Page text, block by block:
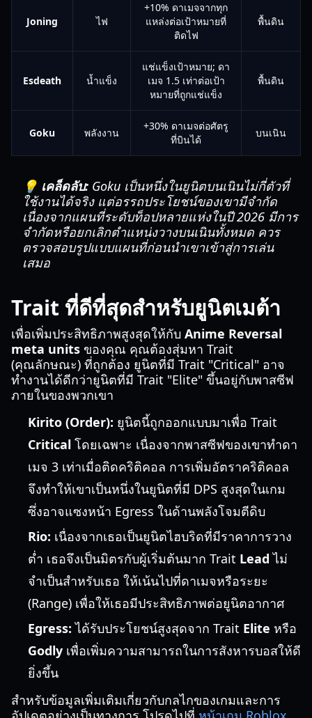
Joning ไฟ
+10% ดาเมจจากทุก
แหล่งต่อเป้าหมายที่
ติดไฟ
พื้นดิน
Esdeath น้ำแข็ง
แช่แข็งเป้าหมาย; ดา
เมจ 1.5 เท่าต่อเป้า
หมายที่ถูกแช่แข็ง
พื้นดิน
Goku พลังงาน
+30% ดาเมจต่อศัตรู
ที่บินได้
บนเนิน
💡 เคล็ดลับ: Goku เป็นหนึ่งในยูนิตบนเนินไม่กี่ตัวที่
ใช้งานได้จริง แต่อรรถประโยชน์ของเขามีจำกัด
เนื่องจากแผนที่ระดับท็อปหลายแห่งในปี 2026 มีการ
จำกัดหรือยกเลิกตำแหน่งวางบนเนินทั้งหมด ควร
ตรวจสอบรูปแบบแผนที่ก่อนนำเขาเข้าสู่การเล่น
เสมอ
Trait ที่ดีที่สุดสำหรับยูนิตเมต้า
เพื่อเพิ่มประสิทธิภาพสูงสุดให้กับ Anime Reversal
meta units ของคุณ คุณต้องสุ่มหา Trait
(คุณลักษณะ) ที่ถูกต้อง ยูนิตที่มี Trait "Critical" อาจ
ทำงานได้ดีกว่ายูนิตที่มี Trait "Elite" ขึ้นอยู่กับพาสซีฟ
ภายในของพวกเขา
Kirito (Order): ยูนิตนี้ถูกออกแบบมาเพื่อ Trait
Critical โดยเฉพาะ เนื่องจากพาสซีฟของเขาทำดา
เมจ 3 เท่าเมื่อติดคริติคอล การเพิ่มอัตราคริติคอล
จึงทำให้เขาเป็นหนึ่งในยูนิตที่มี DPS สูงสุดในเกม
ซึ่งอาจแซงหน้า Egress ในด้านพลังโจมตีดิบ
Rio: เนื่องจากเธอเป็นยูนิตไฮบริดที่มีราคาการวาง
ต่ำ เธอจึงเป็นมิตรกับผู้เริ่มต้นมาก Trait Lead ไม่
จำเป็นสำหรับเธอ ให้เน้นไปที่ดาเมจหรือระยะ
(Range) เพื่อให้เธอมีประสิทธิภาพต่อยูนิตอากาศ
Egress: ได้รับประโยชน์สูงสุดจาก Trait Elite หรือ
Godly เพื่อเพิ่มความสามารถในการสังหารบอสให้ดี
ยิ่งขึ้น
สำหรับข้อมูลเพิ่มเติมเกี่ยวกับกลไกของเกมและการ